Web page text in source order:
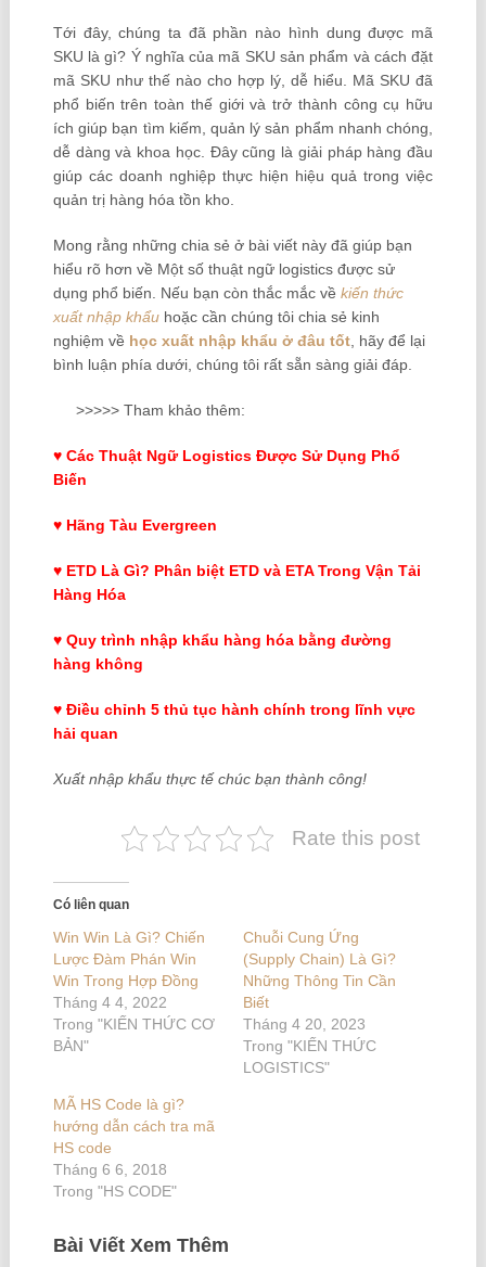
Tới đây, chúng ta đã phần nào hình dung được mã
SKU là gì? Ý nghĩa của mã SKU sản phẩm và cách đặt
mã SKU như thế nào cho hợp lý, dễ hiểu. Mã SKU đã
phổ biến trên toàn thế giới và trở thành công cụ hữu
ích giúp bạn tìm kiếm, quản lý sản phẩm nhanh chóng,
dễ dàng và khoa học. Đây cũng là giải pháp hàng đầu
giúp các doanh nghiệp thực hiện hiệu quả trong việc
quản trị hàng hóa tồn kho.
Mong rằng những chia sẻ ở bài viết này đã giúp bạn
hiểu rõ hơn về Một số thuật ngữ logistics được sử
dụng phổ biến. Nếu bạn còn thắc mắc về kiến thức
xuất nhập khẩu hoặc cần chúng tôi chia sẻ kinh
nghiệm về học xuất nhập khẩu ở đâu tốt, hãy để lại
bình luận phía dưới, chúng tôi rất sẵn sàng giải đáp.
>>>>> Tham khảo thêm:
♥ Các Thuật Ngữ Logistics Được Sử Dụng Phổ
Biến
♥ Hãng Tàu Evergreen
♥ ETD Là Gì? Phân biệt ETD và ETA Trong Vận Tải
Hàng Hóa
♥ Quy trình nhập khẩu hàng hóa bằng đường
hàng không
♥ Điều chỉnh 5 thủ tục hành chính trong lĩnh vực
hải quan
Xuất nhập khẩu thực tế chúc bạn thành công!
Rate this post
Có liên quan
Win Win Là Gì? Chiến
Lược Đàm Phán Win
Win Trong Hợp Đồng
Tháng 4 4, 2022
Trong "KIẾN THỨC CƠ
BẢN"
Chuỗi Cung Ứng
(Supply Chain) Là Gì?
Những Thông Tin Cần
Biết
Tháng 4 20, 2023
Trong "KIẾN THỨC
LOGISTICS"
MÃ HS Code là gì?
hướng dẫn cách tra mã
HS code
Tháng 6 6, 2018
Trong "HS CODE"
Bài Viết Xem Thêm